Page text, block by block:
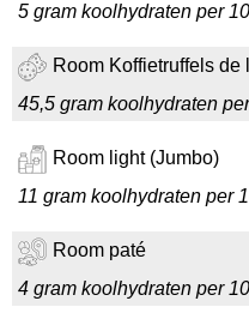
5 gram koolhydraten per
Room Koffietruffels de
45,5 gram koolhydraten
Room light (Jumbo)
11 gram koolhydraten per
Room paté
4 gram koolhydraten per